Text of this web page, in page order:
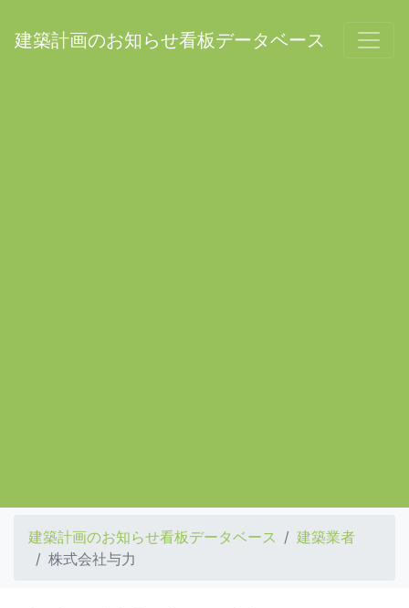
建築計画のお知らせ看板データベース
建築計画のお知らせ看板データベース
建築業者
株式会社与力